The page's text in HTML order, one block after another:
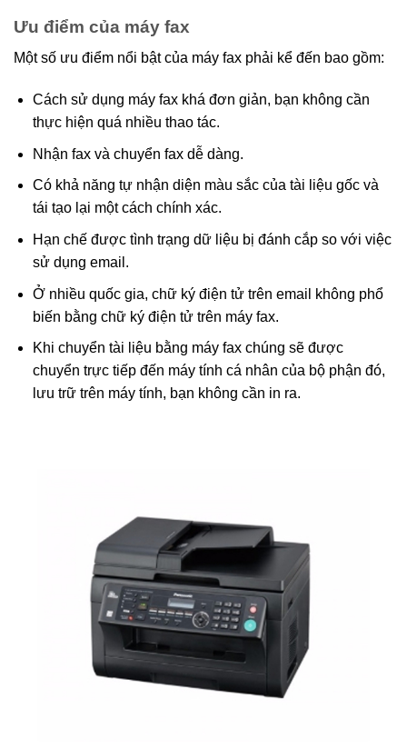
Ưu điểm của máy fax
Một số ưu điểm nổi bật của máy fax phải kể đến bao gồm:
Cách sử dụng máy fax khá đơn giản, bạn không cần
thực hiện quá nhiều thao tác.
Nhận fax và chuyển fax dễ dàng.
Có khả năng tự nhận diện màu sắc của tài liệu gốc và
tái tạo lại một cách chính xác.
Hạn chế được tình trạng dữ liệu bị đánh cắp so với việc
sử dụng email.
Ở nhiều quốc gia, chữ ký điện tử trên email không phổ
biến bằng chữ ký điện tử trên máy fax.
Khi chuyển tài liệu bằng máy fax chúng sẽ được
chuyển trực tiếp đến máy tính cá nhân của bộ phận đó,
lưu trữ trên máy tính, bạn không cần in ra.